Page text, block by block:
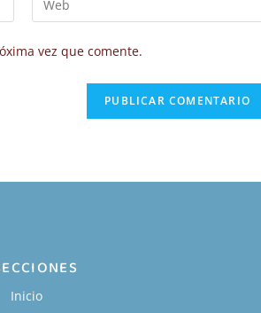
vez que comente.
Inicio